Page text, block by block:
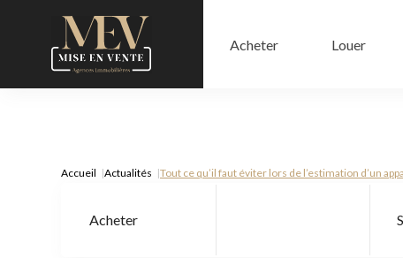
Acheter Louer
Accueil Actualités Tout ce qu’il faut éviter lors de l’estimation d’un
Acheter